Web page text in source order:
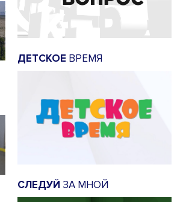
ДЕТСКОЕ ВРЕМЯ
СЛЕДУЙ ЗА МНОЙ